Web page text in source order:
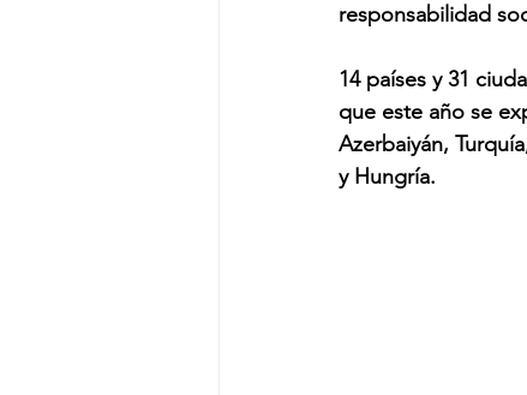
responsabilidad
14 países y 31
que este año se
Azerbaiyán,
y Hungría.